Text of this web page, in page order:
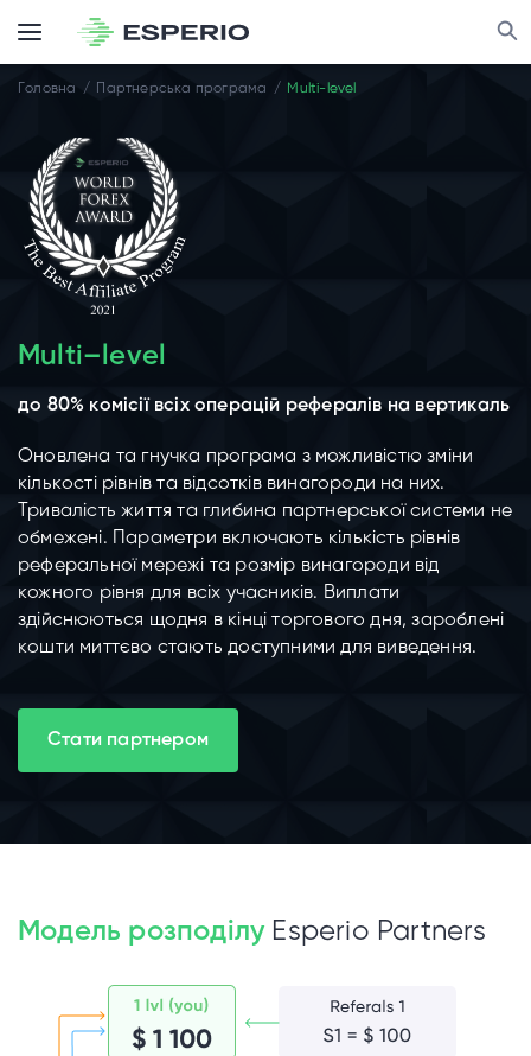
Головна Партнерська програма Multi-level
Multi–level
до 80% комісії всіх операцій рефералів на вертикаль
Оновлена та гнучка програма з можливістю зміни
кількості рівнів та відсотків винагороди на них.
Тривалість життя та глибина партнерської системи не
обмежені. Параметри включають кількість рівнів
реферальної мережі та розмір винагороди від
кожного рівня для всіх учасників. Виплати
здійснюються щодня в кінці торгового дня, зароблені
кошти миттєво стають доступними для виведення.
Стати партнером
Модель розподілуEsperio Partners